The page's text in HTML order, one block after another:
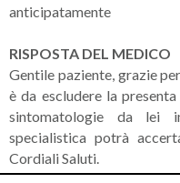
anticipatamente
RISPOSTA DEL MEDICO
Gentile paziente, grazie
è da escludere la
sintomatologie da lei
specialistica potrà
Cordiali Saluti.